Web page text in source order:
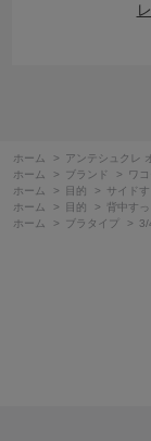
ホーム > アンテシュクレ
ホーム
> ブランド >
ワ
ホーム
> 目的 >
サイドす
ホーム
> 目的 >
背中すっ
ホーム
> ブラタイプ > 3/